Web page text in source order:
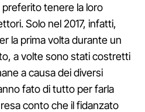
tenere la loro
Solo nel 2017, infatti,
la prima volta durante un
a volte sono stati costretti
a causa dei diversi
fato di tutto per farla
conto che il fidanzato